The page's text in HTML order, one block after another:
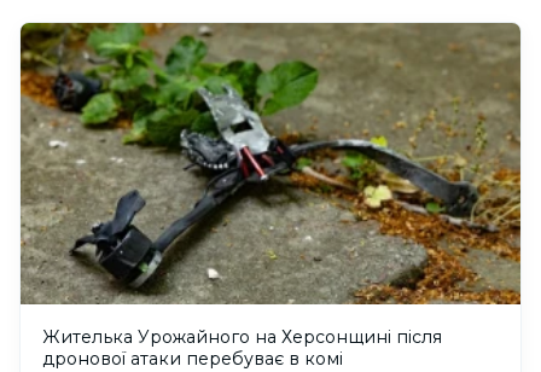
Жителька Урожайного на Херсонщині після
дронової атаки перебуває в комі